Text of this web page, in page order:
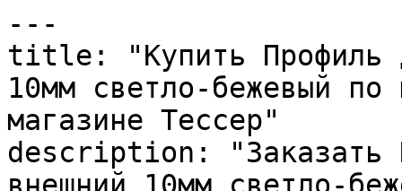
---
title: "Купить Профиль
10мм светло-бежевый
магазине Тессер"
description: "Заказать